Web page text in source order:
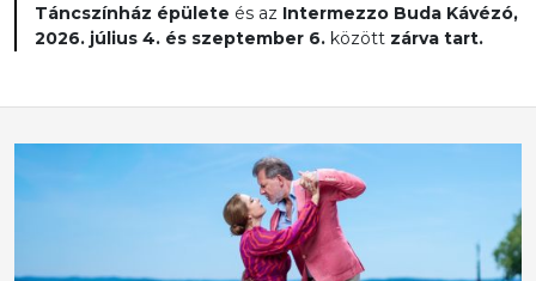
Táncszínház épülete és az Intermezzo Buda Kávézó,
2026. július 4. és szeptember 6. között zárva tart.